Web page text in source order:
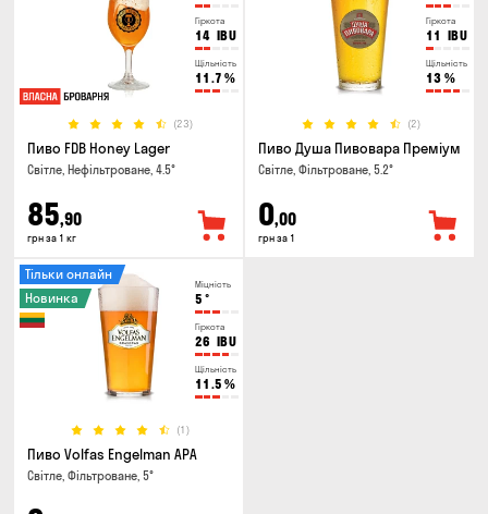
Гіркота
14 IBU
Щільність
11.7 %
(23)
Пиво FDB Honey Lager
Світле, Нефільтроване, 4.5°
85,90
грн за 1 кг
Гіркота
11 IBU
Щільність
13 %
(2)
Пиво Душа Пивовара Преміум
Світле, Фільтроване, 5.2°
0,00
грн за 1
Міцність
5 °
Гіркота
26 IBU
Щільність
11.5 %
(1)
Тільки онлайн
Новинка
Пиво Volfas Engelman APA
Світле, Фільтроване, 5°